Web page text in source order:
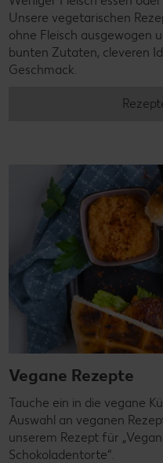
Unsere vegetarischen
ohne Fleisch ausgewogen
bunten Zutaten, cleveren
Geschmack.
Vegane Rezepte
Tauche ein in die vegane
Auswahl an veganen
unserem Rezept für
Schokoladentorte“.